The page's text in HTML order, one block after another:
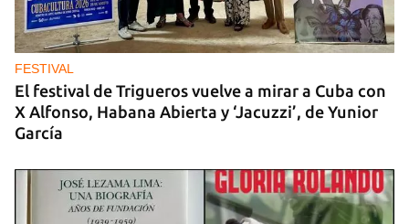
MATANZAS
"Estamos viviendo entre desconocidos": la
emigración vacía los barrios de Matanzas
FESTIVAL
El festival de Trigueros vuelve a mirar a Cuba con
X Alfonso, Habana Abierta y ‘Jacuzzi’, de Yunior
García